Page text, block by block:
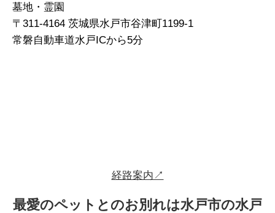
墓地・霊園
〒311-4164 茨城県水戸市谷津町1199-1
常磐自動車道水戸ICから5分
経路案内↗
最愛のペットとのお別れは水戸市の水戸